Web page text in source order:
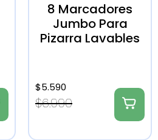
8 Marcadores
Jumbo Para
Pizarra Lavables
$6.990
$5.590